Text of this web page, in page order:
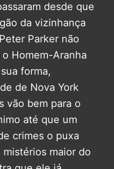
desde que
da vizinhança
Parker não
Homem-Aranha
forma,
de Nova York
vão bem para o
até que um
crimes o puxa
maior do